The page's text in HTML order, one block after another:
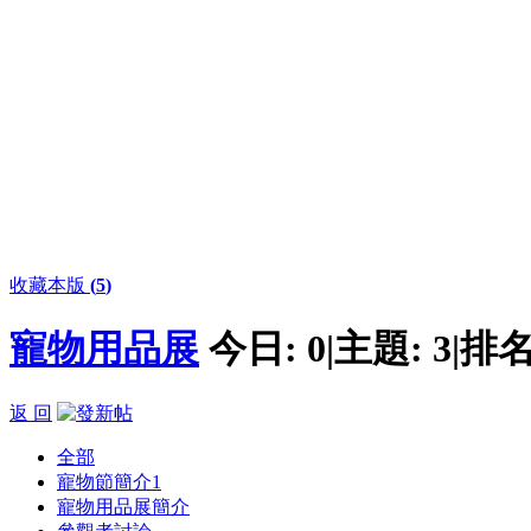
收藏本版 (5)
寵物用品展 今日: 0|主題: 3|排
返 回
全部
寵物節簡介1
寵物用品展簡介